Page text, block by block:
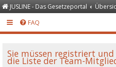
JUSLINE - Das Gesetzeportal
FAQ
Sie müssen registriert
die Liste der Team-